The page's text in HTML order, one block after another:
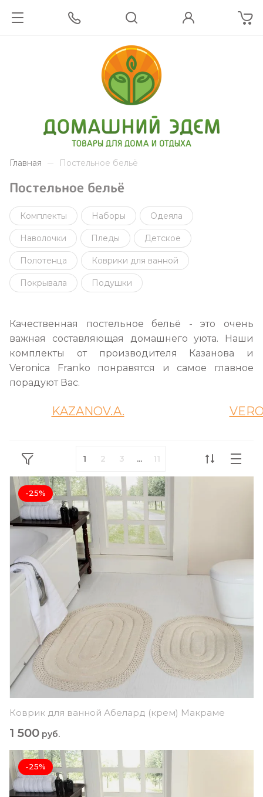
Главная Постельное бельё
Постельное бельё
Комплекты Наборы Одеяла
Наволочки Пледы Детское
Полотенца Коврики для ванной
Покрывала Подушки
Качественная постельное бельё - это очень
важная составляющая домашнего уюта. Наши
комплекты от производителя Казанова и
Veronica Franko понравятся и самое главное
порадуют Вас.
KAZANOV.A.
1 2 3 ... 11
-25%
Коврик для ванной Абелард (крем) Макраме
1 500 руб.
-25%